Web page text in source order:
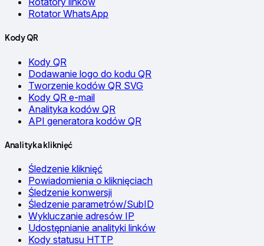
Rotator WhatsApp
Kody QR
Kody QR
Dodawanie logo do kodu QR
Tworzenie kodów QR SVG
Kody QR e-mail
Analityka kodów QR
API generatora kodów QR
Analityka kliknięć
Śledzenie kliknięć
Powiadomienia o kliknięciach
Śledzenie konwersji
Śledzenie parametrów/SubID
Wykluczanie adresów IP
Udostępnianie analityki linków
Kody statusu HTTP